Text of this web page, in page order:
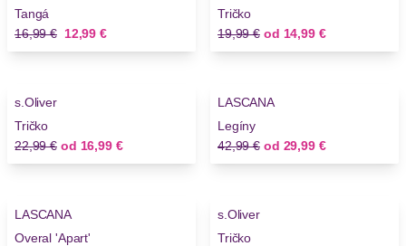
Tangá
Stará cena
16,99 € Nová cena
12,99 €
Tričko
Stará cena
19,99 € odNová cena
14,99 €
s.Oliver
Tričko
Stará cena
22,99 € odNová cena
16,99 €
LASCANA
Legíny
Stará cena
42,99 € odNová cena
29,99 €
LASCANA
Overal 'Apart'
s.Oliver
Tričko